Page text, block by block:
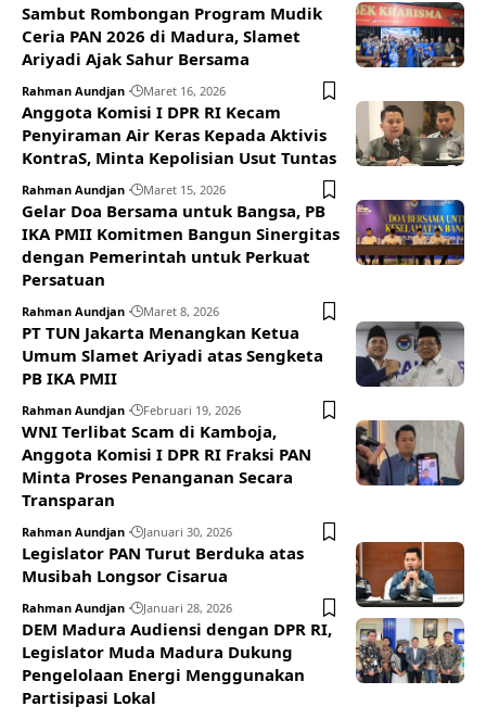
Sambut Rombongan Program Mudik
Ceria PAN 2026 di Madura, Slamet
Ariyadi Ajak Sahur Bersama
Rahman Aundjan Maret 16, 2026
Anggota Komisi I DPR RI Kecam
Penyiraman Air Keras Kepada Aktivis
KontraS, Minta Kepolisian Usut Tuntas
Rahman Aundjan Maret 15, 2026
Gelar Doa Bersama untuk Bangsa, PB
IKA PMII Komitmen Bangun Sinergitas
dengan Pemerintah untuk Perkuat
Persatuan
Rahman Aundjan Maret 8, 2026
PT TUN Jakarta Menangkan Ketua
Umum Slamet Ariyadi atas Sengketa
PB IKA PMII
Rahman Aundjan Februari 19, 2026
WNI Terlibat Scam di Kamboja,
Anggota Komisi I DPR RI Fraksi PAN
Minta Proses Penanganan Secara
Transparan
Rahman Aundjan Januari 30, 2026
Legislator PAN Turut Berduka atas
Musibah Longsor Cisarua
Rahman Aundjan Januari 28, 2026
DEM Madura Audiensi dengan DPR RI,
Legislator Muda Madura Dukung
Pengelolaan Energi Menggunakan
Partisipasi Lokal